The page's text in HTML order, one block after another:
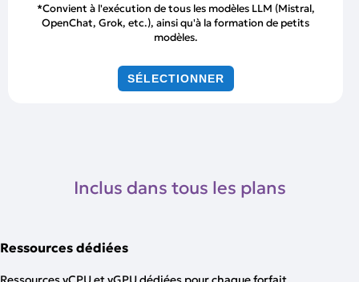
*Convient à l'exécution de tous les modèles LLM (Mistral,
OpenChat, Grok, etc.), ainsi qu'à la formation de petits
modèles.
SÉLECTIONNER
Inclus dans tous les plans
Ressources dédiées